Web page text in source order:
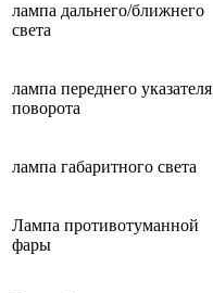
лампа дальнего/ближнего
света
лампа переднего указателя
поворота
лампа габаритного света
Лампа противотуманной
фары